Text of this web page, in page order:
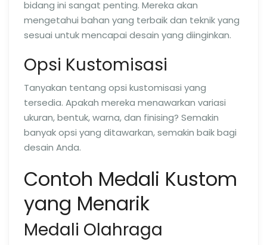
bidang ini sangat penting. Mereka akan
mengetahui bahan yang terbaik dan teknik yang
sesuai untuk mencapai desain yang diinginkan.
Opsi Kustomisasi
Tanyakan tentang opsi kustomisasi yang
tersedia. Apakah mereka menawarkan variasi
ukuran, bentuk, warna, dan finising? Semakin
banyak opsi yang ditawarkan, semakin baik bagi
desain Anda.
Contoh Medali Kustom
yang Menarik
Medali Olahraga